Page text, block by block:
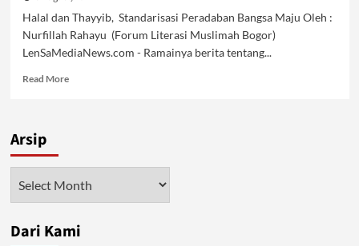
Halal dan Thayyib, Standarisasi Peradaban Bangsa Maju Oleh :
Nurfillah Rahayu (Forum Literasi Muslimah Bogor)
LenSaMediaNews.com - Ramainya berita tentang...
Read MoreRead
Standarisasi
Peradaban
Arsip
Dari Kami